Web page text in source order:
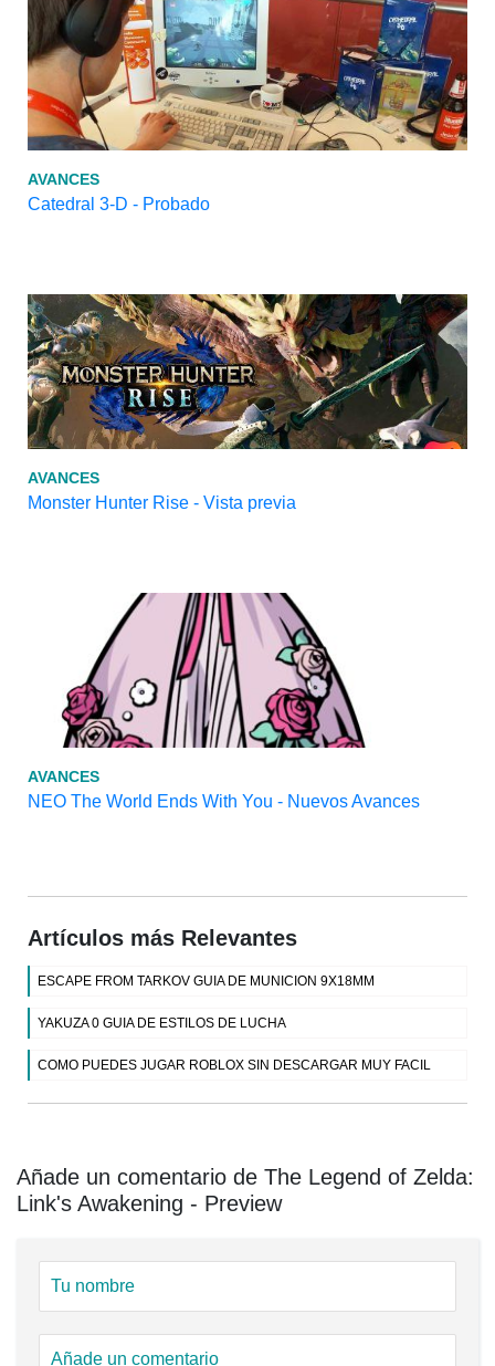
AVANCES
Catedral 3-D - Probado
AVANCES
Monster Hunter Rise - Vista previa
AVANCES
NEO The World Ends With You - Nuevos Avances
Artículos más Relevantes
ESCAPE FROM TARKOV GUIA DE MUNICION 9X18MM
YAKUZA 0 GUIA DE ESTILOS DE LUCHA
COMO PUEDES JUGAR ROBLOX SIN DESCARGAR MUY FACIL
Añade un comentario de The Legend of Zelda:
Link's Awakening - Preview